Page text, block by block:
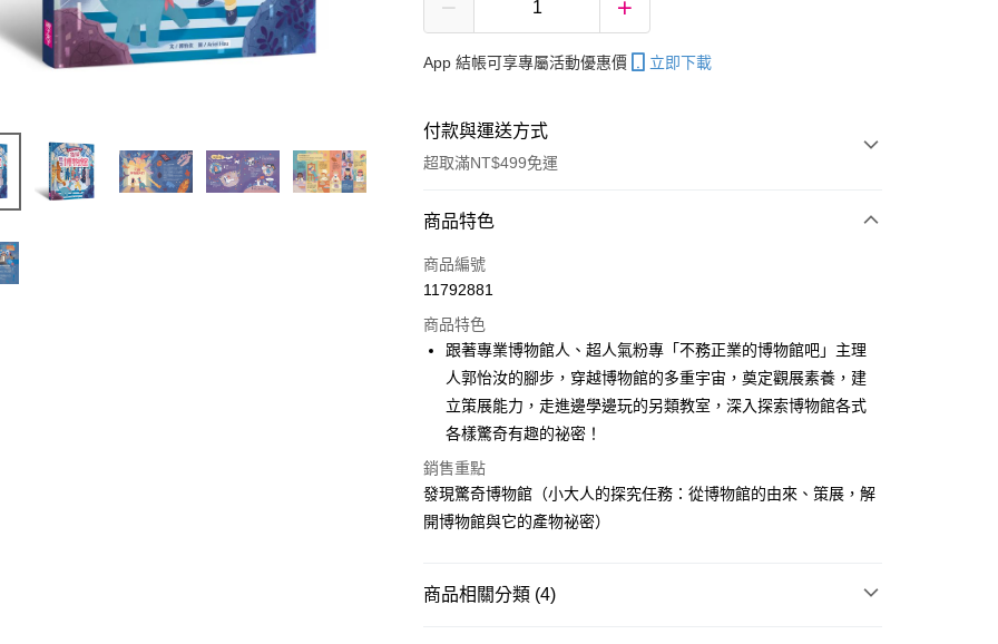
App 結帳可享專屬活動優惠價 立即下載
付款與運送方式
超取滿NT$499免運
付款方式
信用卡一次付款
Apple Pay
大哥付你分期
相關說明
【大哥付你分期使用說明】
2.付款方式選擇「大哥付你分期」，訂單成立後會自動跳轉到大哥付的交易
流程，驗證手機門號後，選擇欲分期的期數、繳款截止日，確認付款後即
完成交易。
3.實際核准額度、可分期數及費用金額請依後續交易確認頁面所載為準。
無法說明評估內容。
相關說明
【關於「AFTEE先享後付」】
AFTEE先享後付是「在收到商品之後才付款」的支付方式。 讓您購物簡單
３．安心：先確認商品／服務後，再付款。
ATM付款
運送方式
商品特色
商品編號
11792881
商品特色
跟著專業博物館人、超人氣粉專「不務正業的博物館吧」主理
人郭怡汝的腳步，穿越博物館的多重宇宙，奠定觀展素養，建
立策展能力，走進邊學邊玩的另類教室，深入探索博物館各式
各樣驚奇有趣的祕密！
銷售重點
發現驚奇博物館（小大人的探究任務：從博物館的由來、策展，解
開博物館與它的產物祕密）
商品相關分類 (4)